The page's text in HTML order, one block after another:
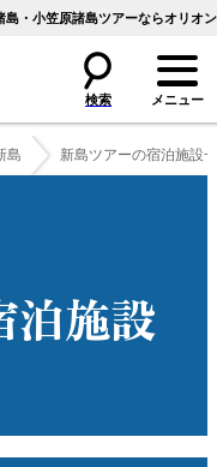
・小笠原諸島ツアーならオリオ
島 新島ツアーの宿泊施設
泊施設